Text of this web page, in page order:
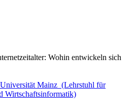
Wohin entwickeln sich
Universität Mainz (Lehrstuhl für
Wirtschaftsinformatik)